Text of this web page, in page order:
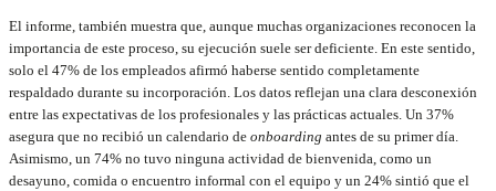
El informe, también muestra que, aunque muchas organizaciones reconocen la
importancia de este proceso, su ejecución suele ser deficiente. En este sentido,
solo el 47% de los empleados afirmó haberse sentido completamente
respaldado durante su incorporación. Los datos reflejan una clara desconexión
entre las expectativas de los profesionales y las prácticas actuales. Un 37%
asegura que no recibió un calendario de onboarding antes de su primer día.
Asimismo, un 74% no tuvo ninguna actividad de bienvenida, como un
desayuno, comida o encuentro informal con el equipo y un 24% sintió que el